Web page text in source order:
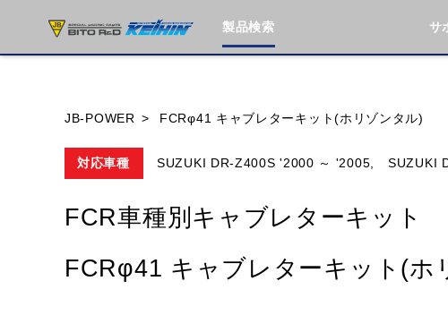
製品検索 サ
JB-POWER FCRφ41 キャブレターキット(ホリゾンタル)
対応車種 SUZUKI DR-Z400S '2000 ～ '2005, SUZUKI
FCR車種別キャブレターキット
FCRφ41 キャブレターキット(ホ